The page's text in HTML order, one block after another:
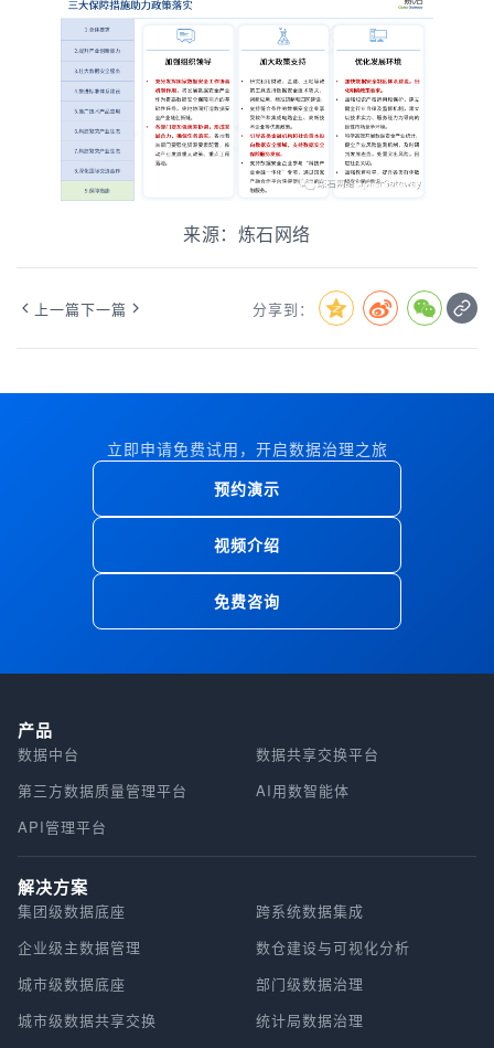
来源：炼石网络
上一篇下一篇 分享到：
立即申请免费试用，开启数据治理之旅
预约演示
视频介绍
免费咨询
产品
数据中台
数据共享交换平台
第三方数据质量管理平台
AI用数智能体
API管理平台
解决方案
集团级数据底座
跨系统数据集成
企业级主数据管理
数仓建设与可视化分析
城市级数据底座
部门级数据治理
城市级数据共享交换
统计局数据治理